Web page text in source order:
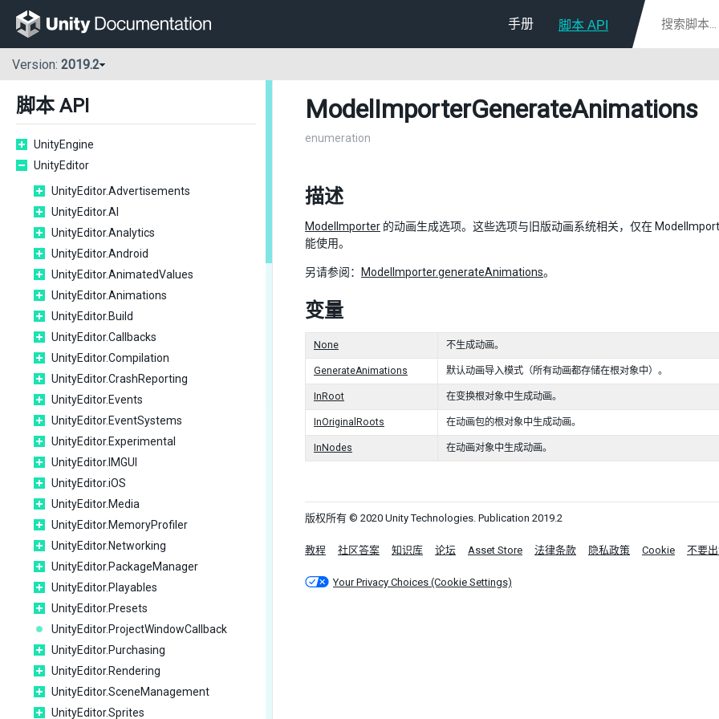
手册 脚本 API
Version: 2019.2
脚本 API
UnityEngine
UnityEditor
UnityEditor.Advertisements
UnityEditor.AI
UnityEditor.Analytics
UnityEditor.Android
UnityEditor.AnimatedValues
UnityEditor.Animations
UnityEditor.Build
UnityEditor.Callbacks
UnityEditor.Compilation
UnityEditor.CrashReporting
UnityEditor.Events
UnityEditor.EventSystems
UnityEditor.Experimental
UnityEditor.IMGUI
UnityEditor.iOS
UnityEditor.Media
UnityEditor.MemoryProfiler
UnityEditor.Networking
UnityEditor.PackageManager
UnityEditor.Playables
UnityEditor.Presets
UnityEditor.ProjectWindowCallback
UnityEditor.Purchasing
UnityEditor.Rendering
UnityEditor.SceneManagement
UnityEditor.Sprites
ModelImporterGenerateAnimations
enumeration
描述
ModelImporter 的动画生成选项。这些选项与旧版动画系统相关，仅在
能使用。
另请参阅： ModelImporter.generateAnimations。
变量
None 不生成动画。
GenerateAnimations 默认动画导入模式（所有动画都存储在根对象中）。
InRoot 在变换根对象中生成动画。
InOriginalRoots 在动画包的根对象中生成动画。
InNodes 在动画对象中生成动画。
版权所有 © 2020 Unity Technologies. Publication 2019.2
教程 社区答案 知识库 论坛 Asset Store 法律条款 隐私政策 Cookie 不要
Your Privacy Choices (Cookie Settings)